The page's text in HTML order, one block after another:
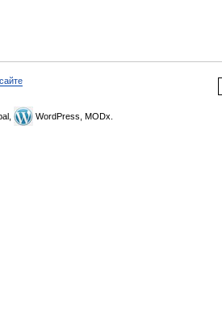
WordPress, MODx.